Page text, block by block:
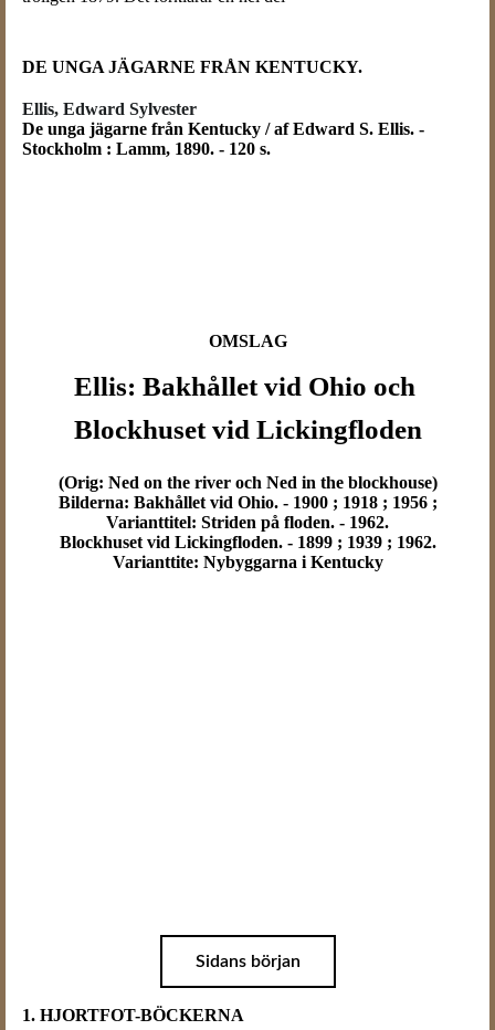
DE UNGA JÄGARNE FRÅN KENTUCKY.
Ellis, Edward Sylvester
De unga jägarne från Kentucky / af Edward S. Ellis. -
Stockholm : Lamm, 1890. - 120 s.
OMSLAG
Ellis: Bakhållet vid Ohio och
Blockhuset vid Lickingfloden
(Orig: Ned on the river och Ned in the blockhouse)
Bilderna: Bakhållet vid Ohio. - 1900 ; 1918 ; 1956 ;
Varianttitel: Striden på floden. - 1962.
Blockhuset vid Lickingfloden. - 1899 ; 1939 ; 1962.
Varianttite: Nybyggarna i Kentucky
Sidans början
1. HJORTFOT-BÖCKERNA